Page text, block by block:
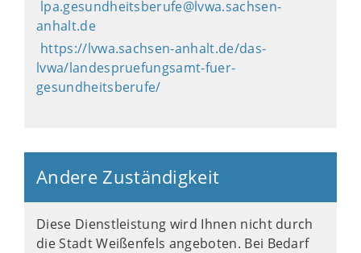
lpa.gesundheitsberufe@lvwa.sachsen-
anhalt.de
https://lvwa.sachsen-anhalt.de/das-
lvwa/landespruefungsamt-fuer-
gesundheitsberufe/
Andere Zuständigkeit
Diese Dienstleistung wird Ihnen nicht durch
die Stadt Weißenfels angeboten. Bei Bedarf